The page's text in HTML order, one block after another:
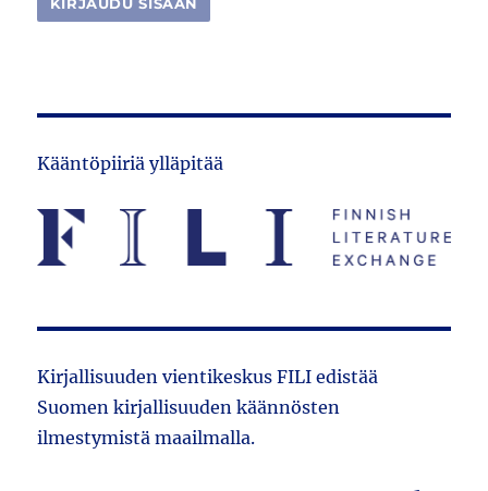
Kääntöpiiriä ylläpitää
Kirjallisuuden vientikeskus FILI edistää
Suomen kirjallisuuden käännösten
ilmestymistä maailmalla.